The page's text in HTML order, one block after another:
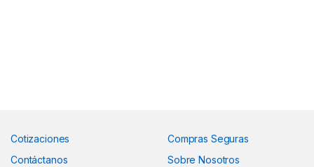
Cotizaciones
Contáctanos
Compras Seguras
Sobre Nosotros